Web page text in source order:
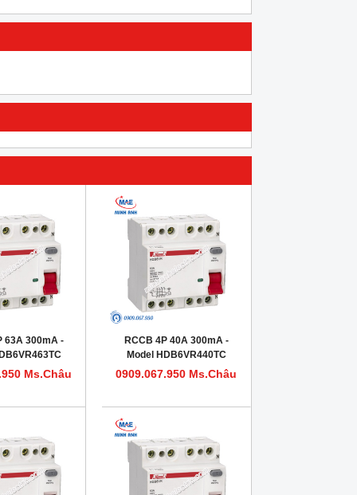
63A 300mA -
Ms.Châu
RCCB 4P 40A 300mA -
Model HDB6VR440TC
0909.067.950 Ms.Châu